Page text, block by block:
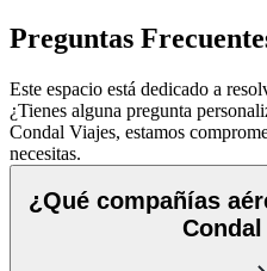
Preguntas
Este espacio está dedicado a
¿Tienes alguna pregunta
Condal Viajes, estamos
necesitas.
¿Qué compañías